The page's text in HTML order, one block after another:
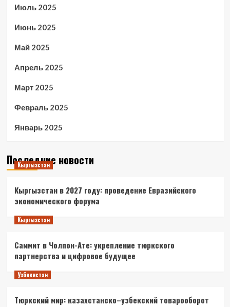
Июль 2025
Июнь 2025
Май 2025
Апрель 2025
Март 2025
Февраль 2025
Январь 2025
Последние новости
Кыргызстан
Кыргызстан в 2027 году: проведение Евразийского
экономического форума
Кыргызстан
Саммит в Чолпон-Ате: укрепление тюркского
партнерства и цифровое будущее
Узбекистан
Тюркский мир: казахстанско–узбекский товарооборот